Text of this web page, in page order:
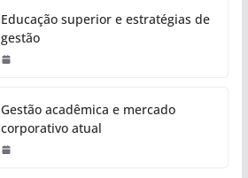
Educação superior e estratégias de
gestão
Gestão acadêmica e mercado
corporativo atual